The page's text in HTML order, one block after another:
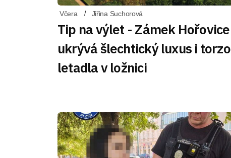
Včera Jiřina Suchorová
Tip na výlet - Zámek Hořovice
ukrývá šlechtický luxus i torzo
letadla v ložnici